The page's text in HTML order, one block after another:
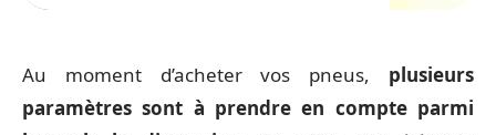
Au moment d’acheter vos pneus, plusieurs
paramètres sont à prendre en compte parmi